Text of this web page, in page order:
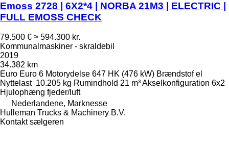
Emoss 2728 | 6X2*4 | NORBA 21M3 | ELECTRIC |
FULL EMOSS CHECK
79.500 € ≈ 594.300 kr.
Kommunalmaskiner - skraldebil
2019
34.382 km
Euro Euro 6 Motorydelse 647 HK (476 kW) Brændstof el
Nyttelast 10.205 kg Rumindhold 21 m³Akselkonfiguration 6x2
Hjulophæng fjeder/luft
Nederlandene, Marknesse
Hulleman Trucks & Machinery B.V.
Kontakt sælgeren